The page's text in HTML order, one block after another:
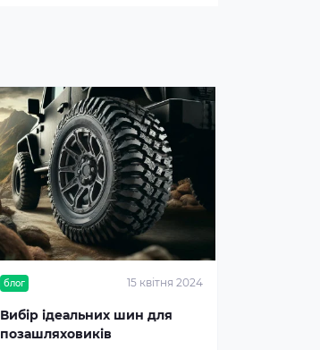
блог 15 квітня 2024
Вибір ідеальних шин для
позашляховиків